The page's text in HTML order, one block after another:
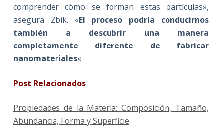
comprender cómo se forman estas partículas»,
asegura Zbik. «El proceso podría conducirnos
también a descubrir una manera
completamente diferente de fabricar
nanomateriales«
Post Relacionados
Propiedades de la Materia: Composición, Tamaño,
Abundancia, Forma y Superficie